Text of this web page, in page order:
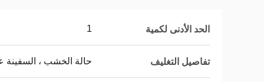
الحد الأدنى لكمية 1
تفاصيل التغليف حالة الخشب ، السفينة